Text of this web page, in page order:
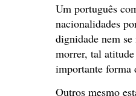
Um português
nacionalidades
dignidade nem
morrer, tal
importante forma
Outros mesmo